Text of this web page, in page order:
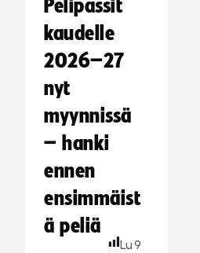
Pelipassit
kaudelle
2026–27
nyt
myynnissä
– hanki
ennen
ensimmäist
ä peliä
Lu9